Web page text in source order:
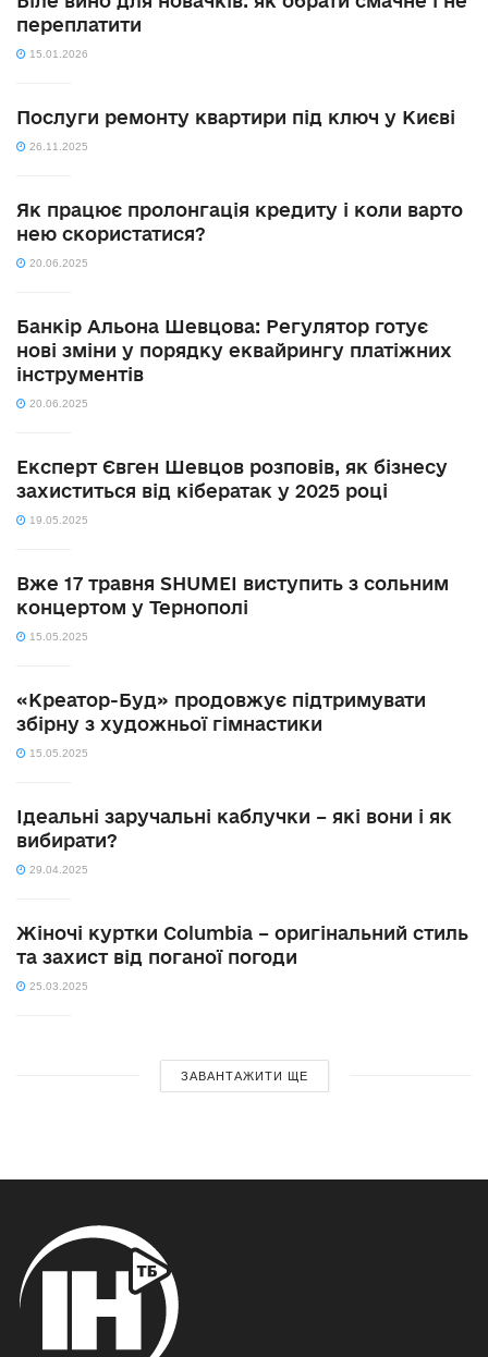
переплатити
15.01.2026
Послуги ремонту квартири під ключ у Києві
26.11.2025
Як працює пролонгація кредиту і коли варто
нею скористатися?
20.06.2025
Банкір Альона Шевцова: Регулятор готує
нові зміни у порядку еквайрингу платіжних
інструментів
20.06.2025
Експерт Євген Шевцов розповів, як бізнесу
захиститься від кібератак у 2025 році
19.05.2025
Вже 17 травня SHUMEI виступить з сольним
концертом у Тернополі
15.05.2025
«Креатор-Буд» продовжує підтримувати
збірну з художньої гімнастики
15.05.2025
Ідеальні заручальні каблучки – які вони і як
вибирати?
29.04.2025
Жіночі куртки Columbia – оригінальний стиль
та захист від поганої погоди
25.03.2025
ЗАВАНТАЖИТИ ЩЕ